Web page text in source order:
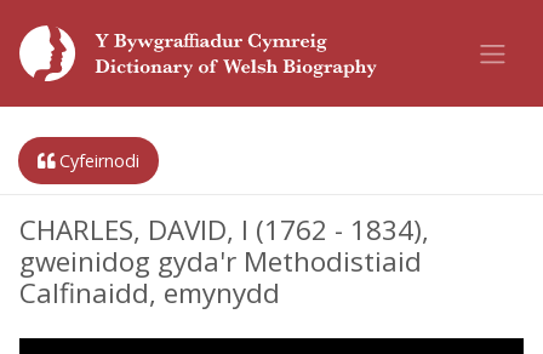
Cyfeirnodi
CHARLES, DAVID, I (1762 - 1834),
gweinidog gyda'r Methodistiaid
Calfinaidd, emynydd